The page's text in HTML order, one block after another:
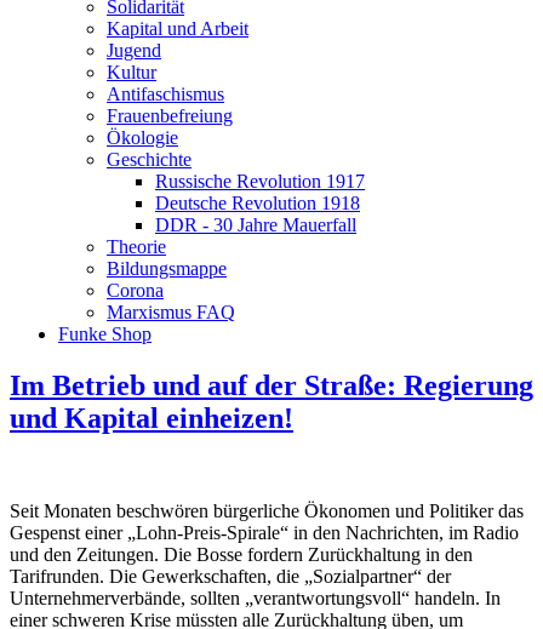
Solidarität
Kapital und Arbeit
Jugend
Kultur
Antifaschismus
Frauenbefreiung
Ökologie
Geschichte
Russische Revolution 1917
Deutsche Revolution 1918
DDR - 30 Jahre Mauerfall
Theorie
Bildungsmappe
Corona
Marxismus FAQ
Funke Shop
Im Betrieb und auf der Straße: Regierung
und Kapital einheizen!
Seit Monaten beschwören bürgerliche Ökonomen und Politiker das
Gespenst einer „Lohn-Preis-Spirale“ in den Nachrichten, im Radio
und den Zeitungen. Die Bosse fordern Zurückhaltung in den
Tarifrunden. Die Gewerkschaften, die „Sozialpartner“ der
Unternehmerverbände, sollten „verantwortungsvoll“ handeln. In
einer schweren Krise müssten alle Zurückhaltung üben, um